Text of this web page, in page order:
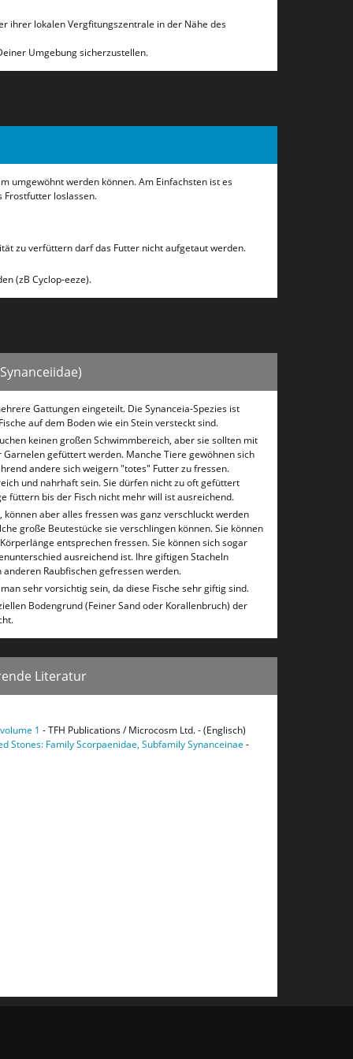
ihrer lokalen Vergfitungszentrale in der Nähe des
Umgebung sicherzustellen.
umgewöhnt werden können. Am Einfachsten ist es
Frostfutter loslassen.
zu verfüttern darf das Futter nicht aufgetaut werden.
(zB Cyclop-eeze).
Gattungen eingeteilt. Die Synanceia-Spezies ist
auf dem Boden wie ein Stein versteckt sind.
keinen großen Schwimmbereich, aber sie sollten mit
Garnelen gefüttert werden. Manche Tiere gewöhnen sich
andere sich weigern "totes" Futter zu fressen.
und nahrhaft sein. Sie dürfen nicht zu oft gefüttert
füttern bis der Fisch nicht mehr will ist ausreichend.
können aber alles fressen was ganz verschluckt werden
große Beutestücke sie verschlingen können. Sie können
entsprechen fressen. Sie können sich sogar
ausreichend ist. Ihre giftigen Stacheln
Raubfischen gefressen werden.
sehr vorsichtig sein, da diese Fische sehr giftig sind.
Bodengrund (Feiner Sand oder Korallenbruch) der
Literatur
1 - TFH Publications / Microcosm Ltd. - (Englisch)
Stones: Family Scorpaenidae, Subfamily Synanceinae -